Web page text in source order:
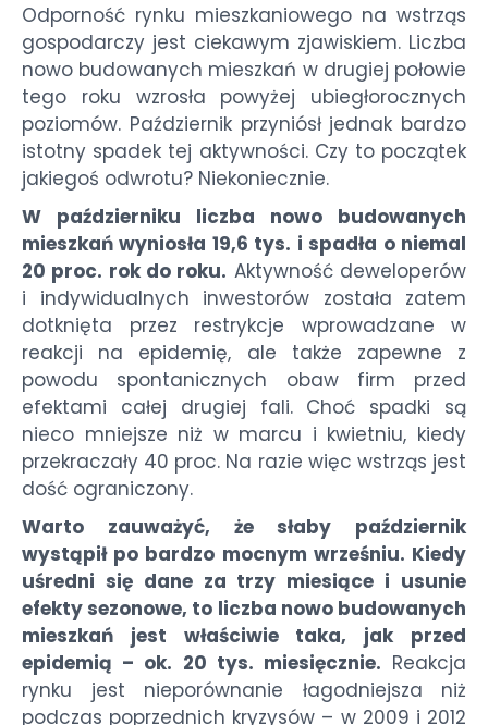
Odporność rynku mieszkaniowego na wstrząs
gospodarczy jest ciekawym zjawiskiem. Liczba
nowo budowanych mieszkań w drugiej połowie
tego roku wzrosła powyżej ubiegłorocznych
poziomów. Październik przyniósł jednak bardzo
istotny spadek tej aktywności. Czy to początek
jakiegoś odwrotu? Niekoniecznie.
W październiku liczba nowo budowanych
mieszkań wyniosła 19,6 tys. i spadła o niemal
20 proc. rok do roku. Aktywność deweloperów
i indywidualnych inwestorów została zatem
dotknięta przez restrykcje wprowadzane w
reakcji na epidemię, ale także zapewne z
powodu spontanicznych obaw firm przed
efektami całej drugiej fali. Choć spadki są
nieco mniejsze niż w marcu i kwietniu, kiedy
przekraczały 40 proc. Na razie więc wstrząs jest
dość ograniczony.
Warto zauważyć, że słaby październik
wystąpił po bardzo mocnym wrześniu. Kiedy
uśredni się dane za trzy miesiące i usunie
efekty sezonowe, to liczba nowo budowanych
mieszkań jest właściwie taka, jak przed
epidemią – ok. 20 tys. miesięcznie. Reakcja
rynku jest nieporównanie łagodniejsza niż
podczas poprzednich kryzysów – w 2009 i 2012